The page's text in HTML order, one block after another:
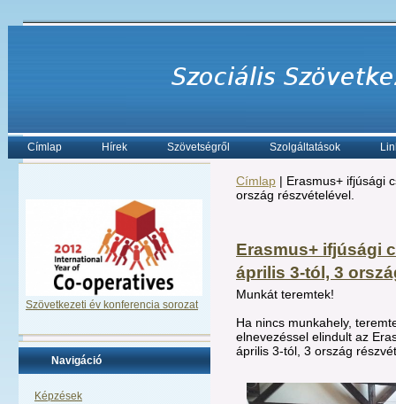
Címlap Hírek Szövetségről Szolgáltatások
Szövetkezeti év konferencia sorozat
Navigáció
Képzések
Címlap | Erasmus+ ifjúsági
ország részvételével.
Erasmus+ ifjúsági
április 3-tól, 3
Munkát teremtek!
Ha nincs munkahely,
elnevezéssel elindult az
április 3-tól, 3 ország